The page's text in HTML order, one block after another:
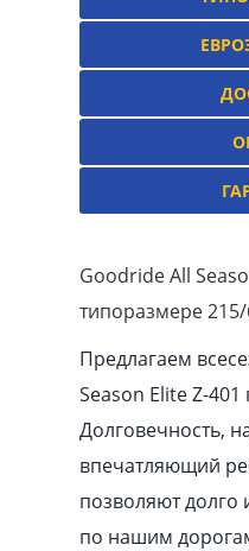
Goodride All
типоразмере 215/
Предлагаем
Season Elite Z-
Долговечность,
впечатляющий
позволяют долго
по нашим